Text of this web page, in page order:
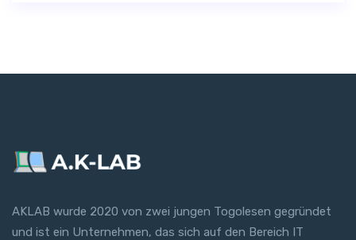
AKLAB wurde 2020 von zwei jungen Togolesen gegründet
und ist ein Unternehmen, das sich auf den Bereich IT